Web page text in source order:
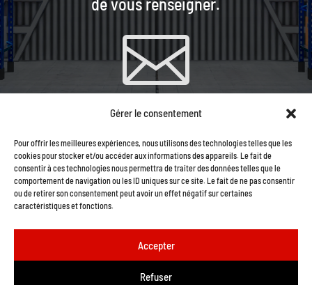
Gérer le consentement
Pour offrir les meilleures expériences, nous utilisons des technologies telles que les
cookies pour stocker et/ou accéder aux informations des appareils. Le fait de
consentir à ces technologies nous permettra de traiter des données telles que le
comportement de navigation ou les ID uniques sur ce site. Le fait de ne pas consentir
ou de retirer son consentement peut avoir un effet négatif sur certaines
caractéristiques et fonctions.
Accepter
Refuser

COURRIEL